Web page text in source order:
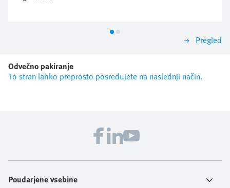
Pregled
Odvečno pakiranje
To stran lahko preprosto posredujete na naslednji način.
Poudarjene vsebine